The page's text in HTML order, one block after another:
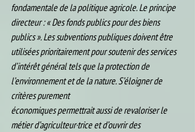
fondamentale de la politique agricole. Le principe
directeur : « Des fonds publics pour des biens
publics ». Les subventions publiques doivent être
utilisées prioritairement pour soutenir des services
d’intérêt général tels que la protection de
l’environnement et de la nature. S’éloigner de
critères purement
économiques permettrait aussi de revaloriser le
métier d’agriculteur·trice et d’ouvrir des